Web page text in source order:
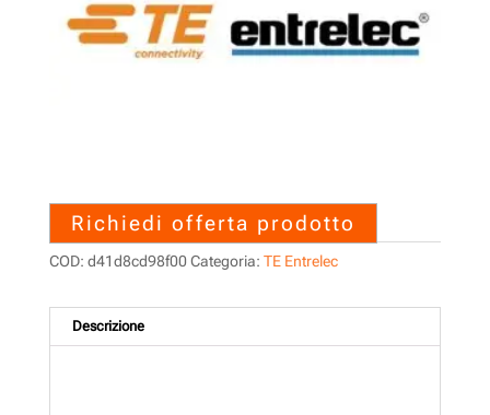
Richiedi offerta prodotto
COD: d41d8cd98f00 Categoria: TE Entrelec
Descrizione